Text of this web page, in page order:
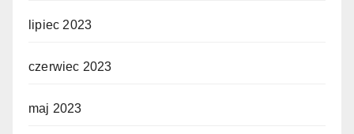
lipiec 2023
czerwiec 2023
maj 2023